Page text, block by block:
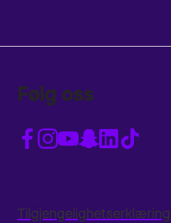
Følg oss
Tilgjengelighetserklæring